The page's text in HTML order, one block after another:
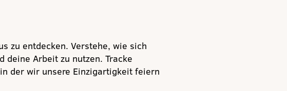
zu entdecken. Verstehe, wie sich
deine Arbeit zu nutzen. Tracke
der wir unsere Einzigartigkeit feiern